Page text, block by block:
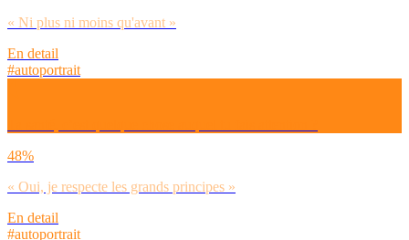
« Ni plus ni moins qu'avant »
En detail
#autoportrait
48%
« Oui, je respecte les grands principes »
En detail
#autoportrait